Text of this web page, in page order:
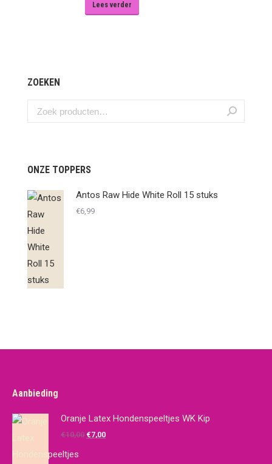
Lees verder
ZOEKEN
ONZE TOPPERS
Antos Raw Hide White Roll 15 stuks
€6,99
Aanbieding
Oranje Latex Hondenspeeltjes WK Kip
€10,00 Oorspronkelijke
€7,00Huidige